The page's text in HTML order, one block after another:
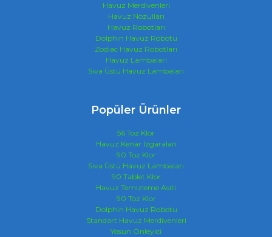
Havuz Merdivenleri
Havuz Nozulları
Havuz Robotları
Dolphin Havuz Robotu
Zodiac Havuz Robotları
Havuz Lambaları
Sıva Üstü Havuz Lambaları
Popüler Ürünler
56 Toz Klor
Havuz Kenar Izgaraları
90 Toz Klor
Sıva Üstü Havuz Lambaları
90 Tablet Klor
Havuz Temizleme Asiti
90 Toz Klor
Dolphin Havuz Robotu
Standart Havuz Merdivenleri
Yosun Önleyici